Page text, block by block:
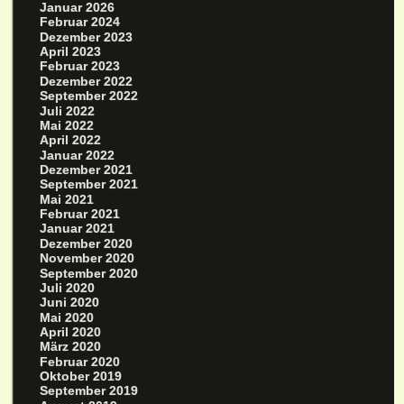
Januar 2026
Februar 2024
Dezember 2023
April 2023
Februar 2023
Dezember 2022
September 2022
Juli 2022
Mai 2022
April 2022
Januar 2022
Dezember 2021
September 2021
Mai 2021
Februar 2021
Januar 2021
Dezember 2020
November 2020
September 2020
Juli 2020
Juni 2020
Mai 2020
April 2020
März 2020
Februar 2020
Oktober 2019
September 2019